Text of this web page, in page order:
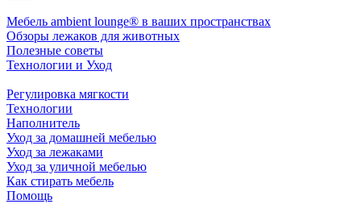
Мебель ambient lounge® в ваших пространствах
Обзоры лежаков для животных
Полезные советы
Технологии и Уход
Регулировка мягкости
Технологии
Наполнитель
Уход за домашней мебелью
Уход за лежаками
Уход за уличной мебелью
Как стирать мебель
Помощь